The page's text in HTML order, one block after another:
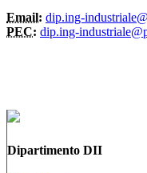
Email: dip.ing-
PEC: dip.ing-
Dipartimento DII